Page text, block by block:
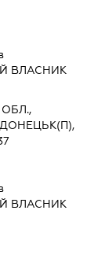
ВЛАСНИК
ОБЛ.,
ВЛАСНИК